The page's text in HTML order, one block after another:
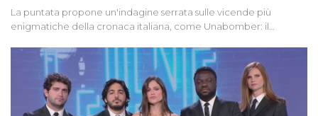
La puntata propone un'indagine serrata sulle vicende più
enigmatiche della cronaca italiana, come Unabomber: il
'90 e il 2000 che, inquietantemente, potrebbe essere ancora in
libertà. Lo speciale affronta inoltre le zone d'ombra sul Mostro di
Firenze, le cui responsabilità appaiono ancora oggi avvolte in un
groviglio di dubbi mai chiariti. Nel corso dello speciale anche
l'intervista inedita a Olindo Romano, realizzata ne...